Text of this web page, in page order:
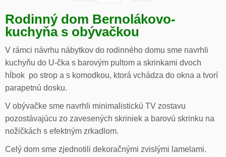
Rodinný dom Bernolákovo-
kuchyňa s obývačkou
V rámci návrhu nábytkov do rodinného domu sme navrhli
kuchyňu do U-čka s barovým pultom a skrinkami dvoch
hĺbok po strop a s komodkou, ktorá vchádza do okna a tvorí
parapetnú dosku.
V obývačke sme navrhli minimalistickú TV zostavu
pozostávajúcu zo zavesených skriniek a barovú skrinku na
nožičkách s efektným zrkadlom.
Celý dom sme zjednotili dekoračnými zvislými lamelami.